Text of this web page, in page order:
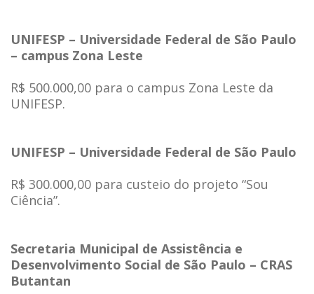
UNIFESP – Universidade Federal de São Paulo
– campus Zona Leste
R$ 500.000,00 para o campus Zona Leste da
UNIFESP.
UNIFESP – Universidade Federal de São Paulo
R$ 300.000,00 para custeio do projeto “Sou
Ciência”.
Secretaria Municipal de Assistência e
Desenvolvimento Social de São Paulo – CRAS
Butantan